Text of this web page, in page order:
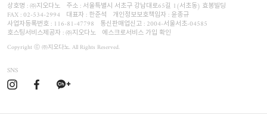
상호명 : ㈜지오다노 주소 : 서울특별시 서초구 강남대로65길 1(서초동) 효봉빌딩
FAX : 02-534-2994 대표자 : 한준석 개인정보보호책임자 : 윤종규
사업자등록번호 : 116-81-47798 통신판매업신고 : 2004-서울서초-04585
호스팅서비스제공자 : ㈜지오다노 에스크로서비스 가입 확인
Copyright ⓒ ㈜지오다노. All Rights Reserved.
SNS